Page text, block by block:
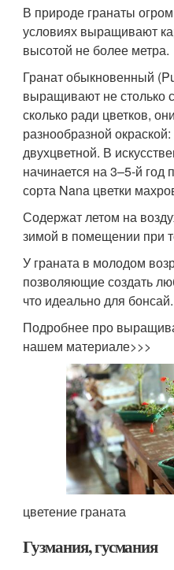
В природе гранаты
условиях выращивают
высотой не более метра.
Гранат обыкновенный
выращивают не столько
сколько ради цветков,
разнообразной
двухцветной. В
начинается на 3–5-й год
сорта Nana цветки
Содержат летом на
зимой в помещении при
У граната в молодом
позволяющие создать
что идеально для бонсай.
Подробнее про
нашем материале>>>
цветение граната
Гузмания, гусмания